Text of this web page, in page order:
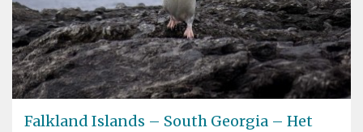
Falkland Islands – South Georgia – Het